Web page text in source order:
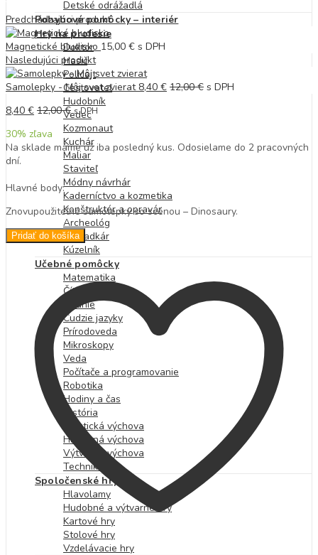
Detské odrážadlá
Pohybové pomôcky – interiér
Hry na profesie
Doktor
Hasič
Policajt
Cestovateľ
Hudobník
Vedec
Kozmonaut
Kuchár
Maliar
Staviteľ
Módny návrhár
Kaderníctvo a kozmetika
Konštruktér a opravár
Archeológ
Záhradkár
Kúzelník
Učebné pomôcky
Matematika
Čítanie
Písanie
Cudzie jazyky
Prírodoveda
Mikroskopy
Veda
Počítače a programovanie
Robotika
Hodiny a čas
História
Praktická výchova
Hudobná výchova
Výtvarná výchova
Technika
Spoločenské hry
Hlavolamy
Hudobné a výtvarné hry
Kartové hry
Stolové hry
Vzdelávacie hry
Predchádzajúci produkt
Magnetické bludisko 15,00 € s DPH
Nasledujúci produkt
Samolepky - Môj svet zvierat 8,40 € 12,00€ s DPH
8,40 € 12,00€ s DPH
30% zľava
Na sklade máme už iba posledný kus. Odosielame do 2 pracovných
dní.
Hlavné body:
Znovupoužiteľné samolepky so scénou – Dinosaury.
Pridať do košíka